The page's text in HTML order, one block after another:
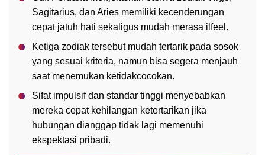
Sagitarius, dan Aries memiliki kecenderungan
cepat jatuh hati sekaligus mudah merasa ilfeel.
Ketiga zodiak tersebut mudah tertarik pada sosok
yang sesuai kriteria, namun bisa segera menjauh
saat menemukan ketidakcocokan.
Sifat impulsif dan standar tinggi menyebabkan
mereka cepat kehilangan ketertarikan jika
hubungan dianggap tidak lagi memenuhi
ekspektasi pribadi.